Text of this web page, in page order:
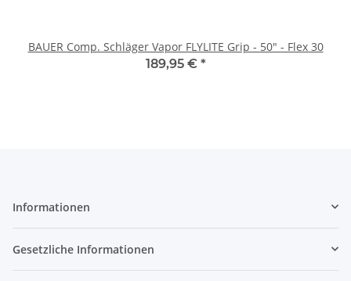
BAUER Comp. Schläger Vapor FLYLITE Grip - 50" - Flex 30
189,95 € *
Informationen
Gesetzliche Informationen